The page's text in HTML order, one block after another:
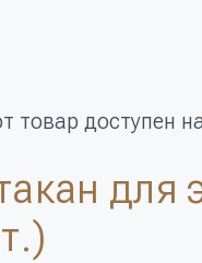
товар доступен
для